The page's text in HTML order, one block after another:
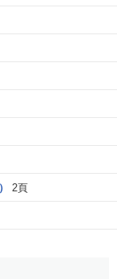
關的行為損害
訟。行政法院
組織給予賠償。
例。仿效法國行
2頁